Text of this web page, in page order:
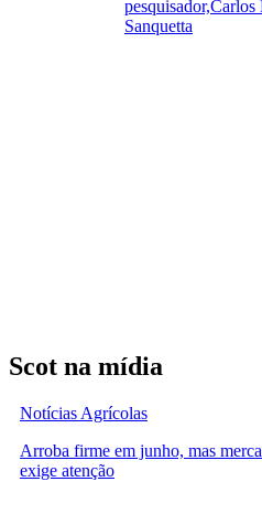
pesquisador,Carlos
Sanquetta
Scot na mídia
Notícias Agrícolas
Arroba firme em junho, mas
exige atenção